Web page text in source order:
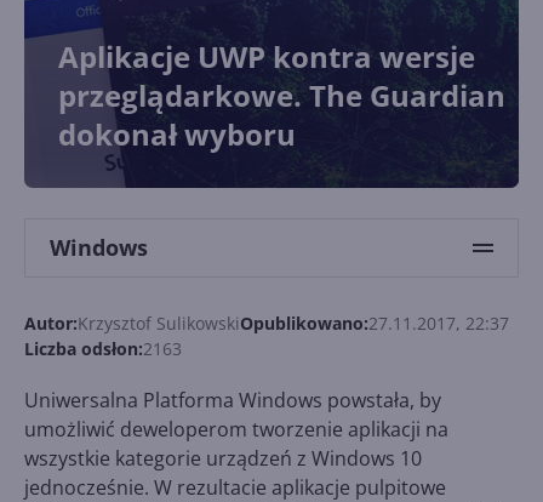
Aplikacje UWP kontra wersje
przeglądarkowe. The Guardian
dokonał wyboru
Windows
Autor:Krzysztof SulikowskiOpublikowano:27.11.2017, 22:37
Liczba odsłon:2163
Uniwersalna Platforma Windows powstała, by
umożliwić deweloperom tworzenie aplikacji na
wszystkie kategorie urządzeń z Windows 10
jednocześnie. W rezultacie aplikacje pulpitowe